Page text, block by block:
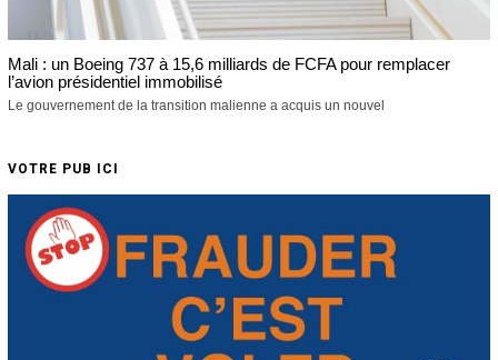
Mali : un Boeing 737 à 15,6 milliards de FCFA pour remplacer
l’avion présidentiel immobilisé
Le gouvernement de la transition malienne a acquis un nouvel
VOTRE PUB ICI